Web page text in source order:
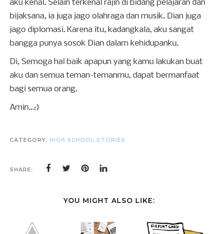
aku kenal. Selain terkenal rajin di bidang pelajaran dan
bijaksana, ia juga jago olahraga dan musik. Dian juga
jago diplomasi. Karena itu, kadangkala, aku sangat
bangga punya sosok Dian dalam kehidupanku.
Di, Semoga hal baik apapun yang kamu lakukan buat
aku dan semua teman-temanmu, dapat bermanfaat
bagi semua orang.
Amin…:)
CATEGORY: HIGH SCHOOL STORIES
SHARE:
YOU MIGHT ALSO LIKE: